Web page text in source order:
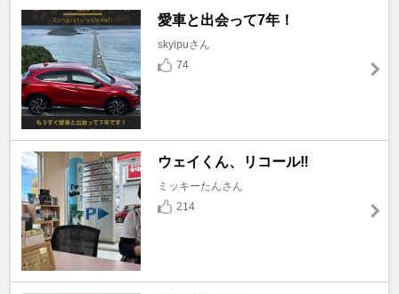
愛車と出会って7年！
skyipuさん
74
ウェイくん、リコール‼️
ミッキーたんさん
214